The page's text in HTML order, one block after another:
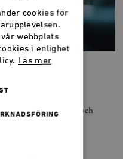
som
efter som ingenjörs- och
cookies för
vår webbplats
i enlighet
Läs mer